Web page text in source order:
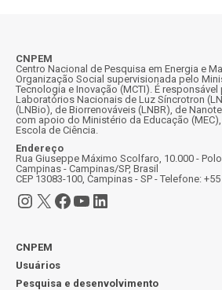
CNPEM
Centro Nacional de Pesquisa em Energia e
Organização Social supervisionada pelo
Tecnologia e Inovação (MCTI). É
Laboratórios Nacionais de Luz Síncrotron
(LNBio), de Biorrenováveis (LNBR), de
com apoio do Ministério da Educação
Escola de Ciência.
Endereço
Rua Giuseppe Máximo Scolfaro, 10.000 -
Campinas - Campinas/SP, Brasil
CEP 13083-100, Campinas - SP - Telefone:
Instagram
X Facebook
Youtube
LinkedIn
CNPEM
Usuários
Pesquisa e desenvolvimento